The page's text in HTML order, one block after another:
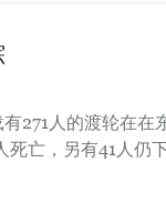
271人的渡轮在在
亡，另有41人仍下